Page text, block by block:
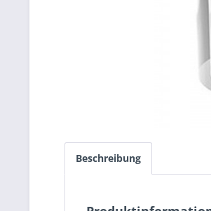
Beschreibung